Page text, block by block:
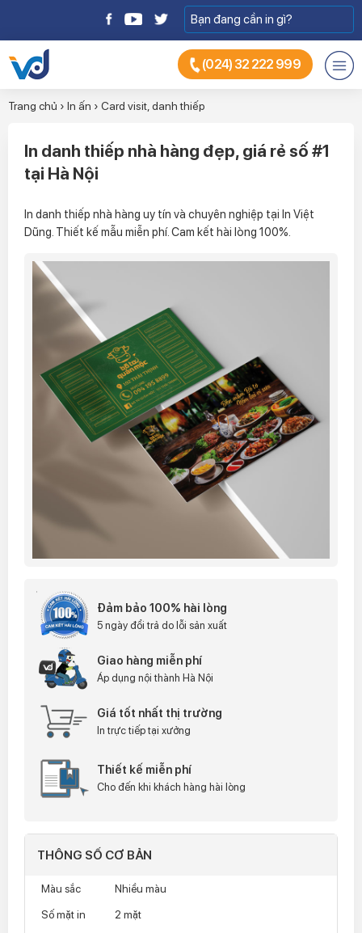
(024) 32 222 999
Trang chủ › In ấn › Card visit, danh thiếp
In danh thiếp nhà hàng đẹp, giá rẻ số #1
tại Hà Nội
In danh thiếp nhà hàng uy tín và chuyên nghiệp tại In Việt
Dũng. Thiết kế mẫu miễn phí. Cam kết hài lòng 100%.
Đảm bảo 100% hài lòng
5 ngày đổi trả do lỗi sản xuất
Giao hàng miễn phí
Áp dụng nội thành Hà Nội
Giá tốt nhất thị trường
In trực tiếp tại xưởng
Thiết kế miễn phí
Cho đến khi khách hàng hài lòng
THÔNG SỐ CƠ BẢN
Màu sắc
Nhiều màu
Số mặt in
2 mặt